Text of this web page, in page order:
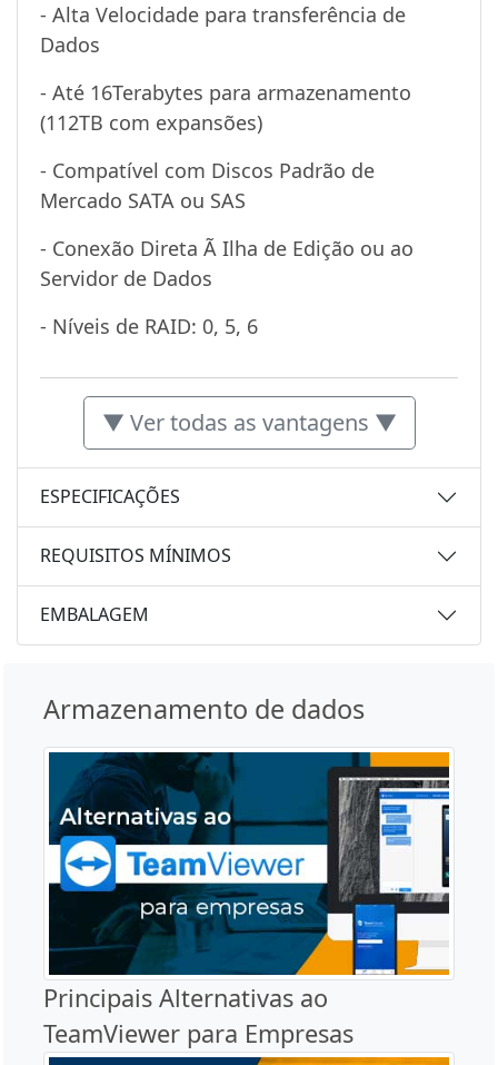
- Alta Velocidade para transferência de
Dados
- Até 16Terabytes para armazenamento
(112TB com expansões)
- Compatível com Discos Padrão de
Mercado SATA ou SAS
- Conexão Direta Ã Ilha de Edição ou ao
Servidor de Dados
- Níveis de RAID: 0, 5, 6
▼ Ver todas as vantagens ▼
ESPECIFICAÇÕES
REQUISITOS MÍNIMOS
EMBALAGEM
Armazenamento de dados
Principais Alternativas ao
TeamViewer para Empresas